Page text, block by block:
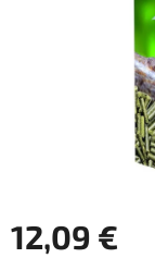
12,09 €